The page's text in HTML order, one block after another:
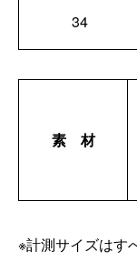
34
素 材
※計測サイズはす